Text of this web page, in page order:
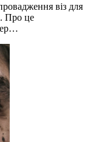
віз для
Про це